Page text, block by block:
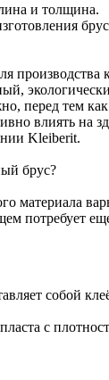
и толщина.
производства
перед тем
влиять на
Kleiberit.
брус?
материала
потребует
собой
с